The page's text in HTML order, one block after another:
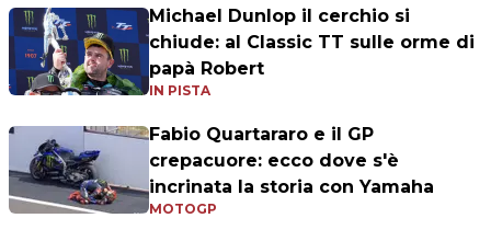
Michael Dunlop il cerchio si
chiude: al Classic TT sulle orme di
papà Robert
IN PISTA
Fabio Quartararo e il GP
crepacuore: ecco dove s'è
incrinata la storia con Yamaha
MOTOGP